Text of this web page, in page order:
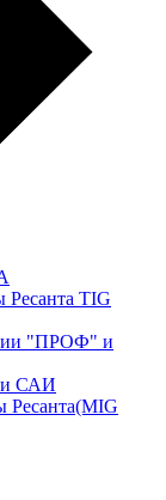
Ресанта TIG
"ПРОФ" и
САИ
Ресанта(MIG